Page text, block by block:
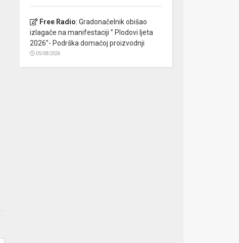
Free Radio: Gradonačelnik obišao
izlagače na manifestaciji ” Plodovi ljeta
2026”- Podrška domaćoj proizvodnji
05/08/2026